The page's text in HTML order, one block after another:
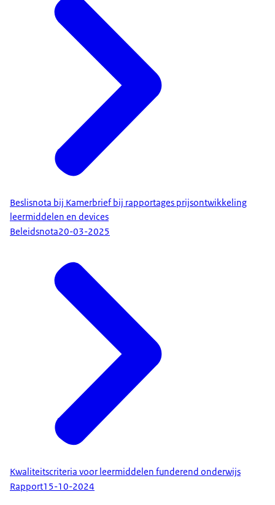
Beslisnota bij Kamerbrief bij rapportages prijsontwikkeling
leermiddelen en devices
Beleidsnota20-03-2025
Kwaliteitscriteria voor leermiddelen funderend onderwijs
Rapport15-10-2024